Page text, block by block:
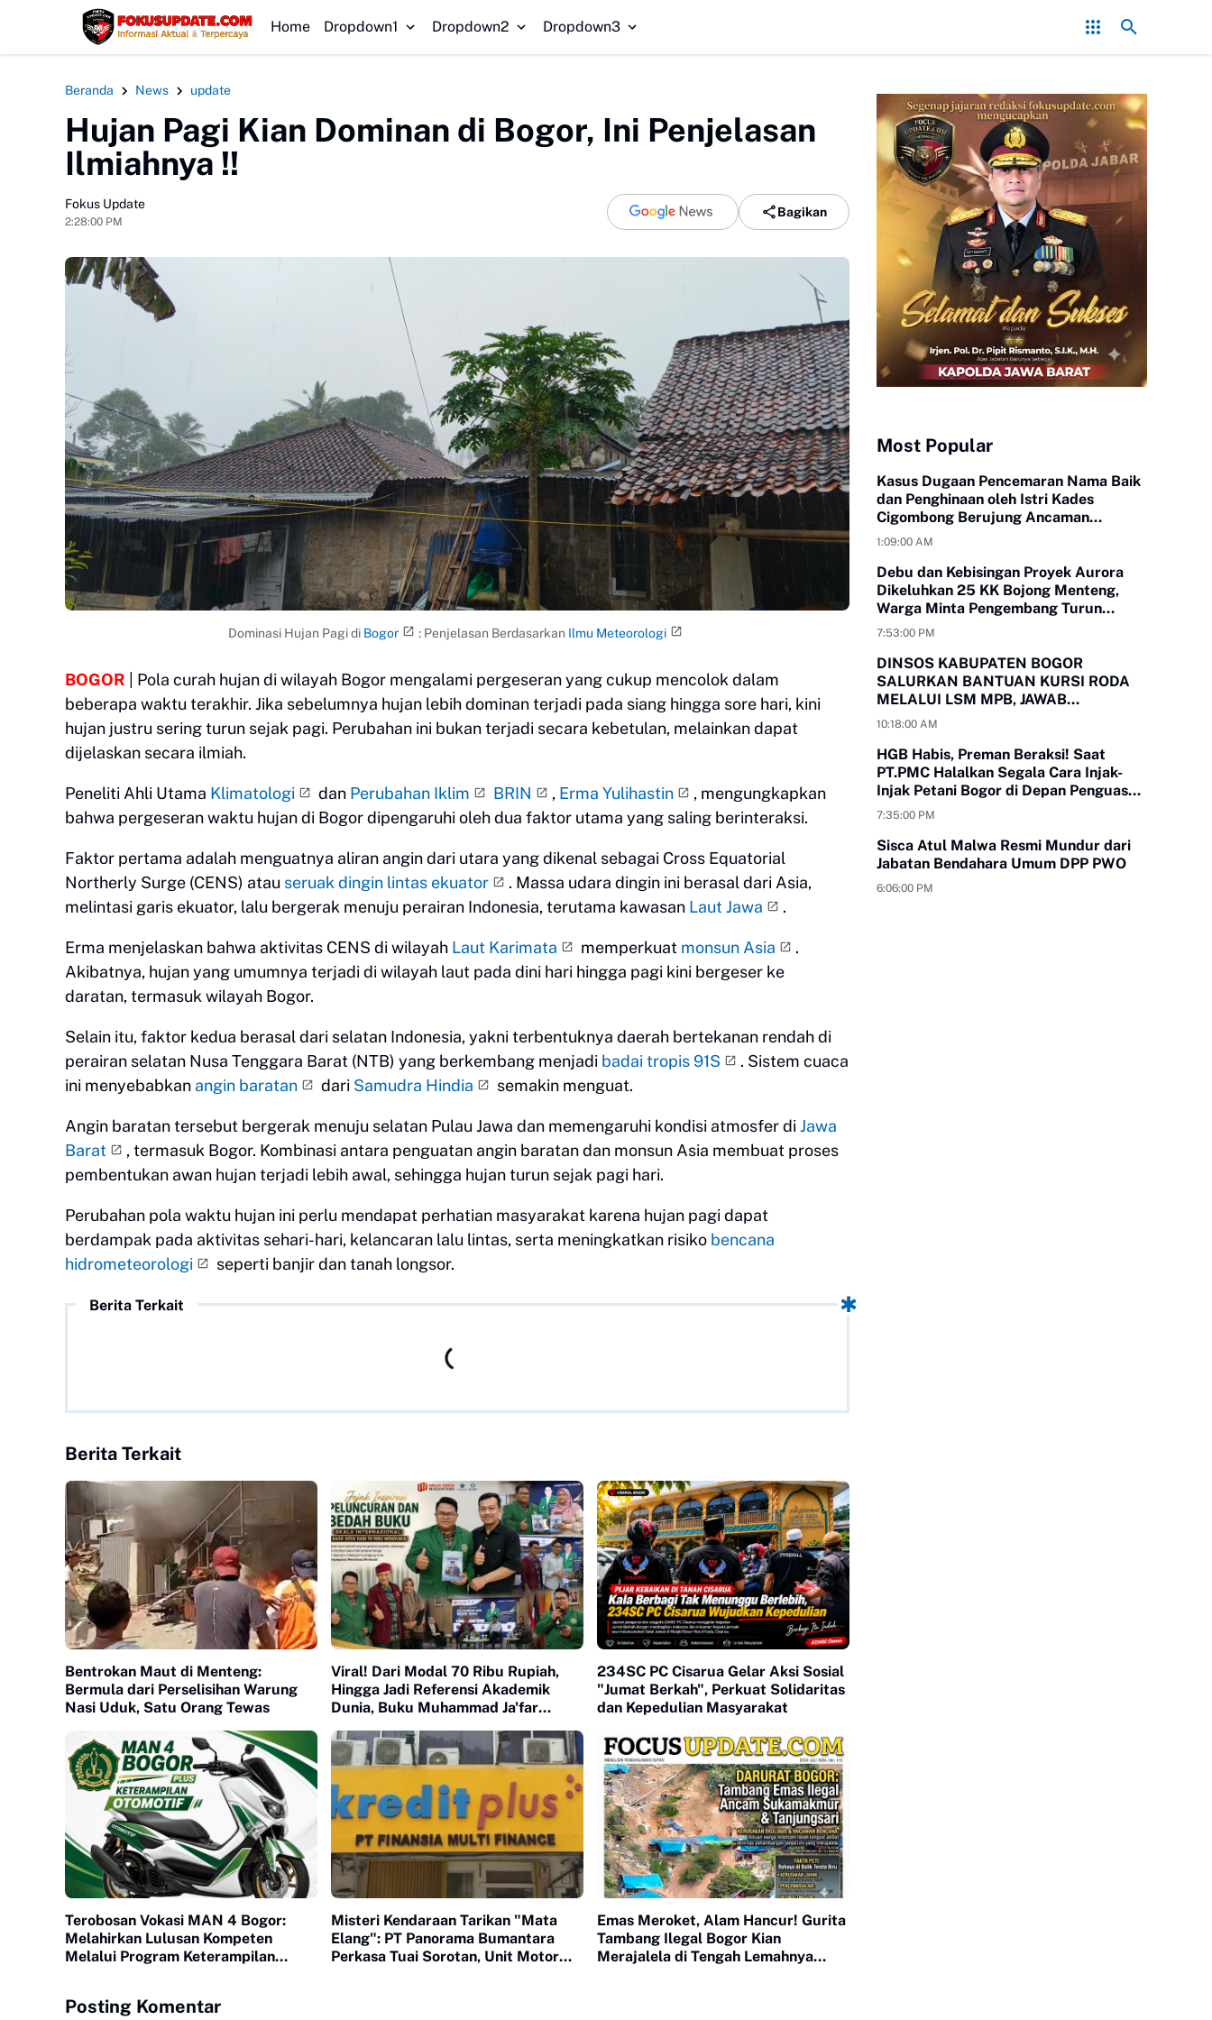
HEADLINE Redam Konflik, Kapolres Bogor Minta PT PMC Tunda Aktivitas di Lahan
Home Dropdown1 Dropdown2 Dropdown3
Beranda News update
Hujan Pagi Kian Dominan di Bogor, Ini Penjelasan
Ilmiahnya !!
Fokus Update
2:28:00 PM
Bagikan
Dominasi Hujan Pagi di Bogor : Penjelasan Berdasarkan Ilmu Meteorologi
BOGOR | Pola curah hujan di wilayah Bogor mengalami pergeseran yang cukup mencolok dalam
beberapa waktu terakhir. Jika sebelumnya hujan lebih dominan terjadi pada siang hingga sore hari, kini
hujan justru sering turun sejak pagi. Perubahan ini bukan terjadi secara kebetulan, melainkan dapat
dijelaskan secara ilmiah.
Peneliti Ahli Utama Klimatologi dan Perubahan Iklim BRIN , Erma Yulihastin
, mengungkapkan
bahwa pergeseran waktu hujan di Bogor dipengaruhi oleh dua faktor utama yang saling berinteraksi.
Faktor pertama adalah menguatnya aliran angin dari utara yang dikenal sebagai Cross Equatorial
Northerly Surge (CENS) atau seruak dingin lintas ekuator
. Massa udara dingin ini berasal dari Asia,
melintasi garis ekuator, lalu bergerak menuju perairan Indonesia, terutama kawasan Laut Jawa .
Erma menjelaskan bahwa aktivitas CENS di wilayah Laut Karimata memperkuat monsun Asia
.
Akibatnya, hujan yang umumnya terjadi di wilayah laut pada dini hari hingga pagi kini bergeser ke
daratan, termasuk wilayah Bogor.
Selain itu, faktor kedua berasal dari selatan Indonesia, yakni terbentuknya daerah bertekanan rendah di
perairan selatan Nusa Tenggara Barat (NTB) yang berkembang menjadi badai tropis 91S
. Sistem cuaca
ini menyebabkan angin baratan dari Samudra Hindia semakin menguat.
Angin baratan tersebut bergerak menuju selatan Pulau Jawa dan memengaruhi kondisi atmosfer di Jawa
Barat
, termasuk Bogor. Kombinasi antara penguatan angin baratan dan monsun Asia membuat proses
pembentukan awan hujan terjadi lebih awal, sehingga hujan turun sejak pagi hari.
Perubahan pola waktu hujan ini perlu mendapat perhatian masyarakat karena hujan pagi dapat
berdampak pada aktivitas sehari-hari, kelancaran lalu lintas, serta meningkatkan risiko bencana
hidrometeorologi
seperti banjir dan tanah longsor.
Berita Terkait
Berita Terkait
Bentrokan Maut di Menteng:
Bermula dari Perselisihan Warung
Nasi Uduk, Satu Orang Tewas
Viral! Dari Modal 70 Ribu Rupiah,
Hingga Jadi Referensi Akademik
Dunia, Buku Muhammad Ja'far
234SC PC Cisarua Gelar Aksi Sosial
"Jumat Berkah", Perkuat Solidaritas
dan Kepedulian Masyarakat
Terobosan Vokasi MAN 4 Bogor:
Melahirkan Lulusan Kompeten
Melalui Program Keterampilan
Misteri Kendaraan Tarikan "Mata
Elang": PT Panorama Bumantara
Perkasa Tuai Sorotan, Unit Motor
Emas Meroket, Alam Hancur! Gurita
Tambang Ilegal Bogor Kian
Merajalela di Tengah Lemahnya
Posting Komentar
Most Popular
Kasus Dugaan Pencemaran Nama Baik
dan Penghinaan oleh Istri Kades
Cigombong Berujung Ancaman
Laporan Polisi
1:09:00 AM
Debu dan Kebisingan Proyek Aurora
Dikeluhkan 25 KK Bojong Menteng,
Warga Minta Pengembang Turun
Tangan
7:53:00 PM
DINSOS KABUPATEN BOGOR
SALURKAN BANTUAN KURSI RODA
MELALUI LSM MPB, JAWAB
KEBUTUHAN WARGA
10:18:00 AM
HGB Habis, Preman Beraksi! Saat
PT.PMC Halalkan Segala Cara Injak-
Injak Petani Bogor di Depan Penguasa
yang Bungkam
7:35:00 PM
Sisca Atul Malwa Resmi Mundur dari
Jabatan Bendahara Umum DPP PWO
6:06:00 PM